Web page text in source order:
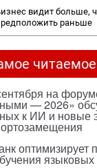
видит больше,
раньше
читаемое
на
— 2026»
к ИИ и новые
оптимизирует